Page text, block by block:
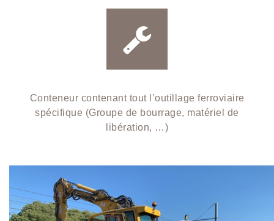
Conteneur contenant tout l’outillage ferroviaire
spécifique (Groupe de bourrage, matériel de
libération, …)